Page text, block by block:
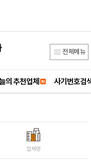
전체메뉴
의 추천업체 사기번호검
업체명